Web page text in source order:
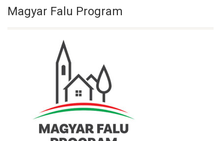
Magyar Falu Program